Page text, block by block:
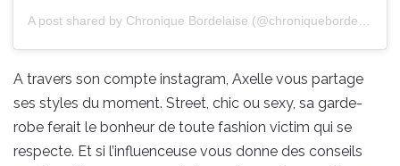
A travers son compte instagram, Axelle vous partage
ses styles du moment. Street, chic ou sexy, sa garde-
robe ferait le bonheur de toute fashion victim qui se
respecte. Et si l’influenceuse vous donne des conseils